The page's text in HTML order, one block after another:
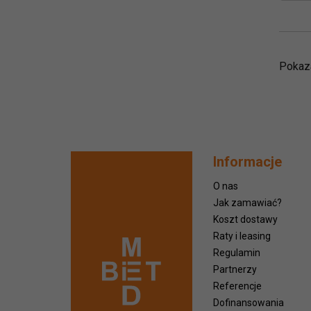
Informacje
O nas
Jak zamawiać?
Koszt dostawy
Raty i leasing
Regulamin
Partnerzy
Referencje
Dofinansowania